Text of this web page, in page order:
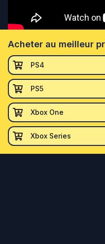
Acheter au meilleur
PS4
PS5
Xbox One
Xbox Series